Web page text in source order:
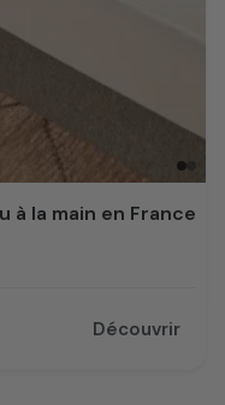
à la main en France
Découvrir